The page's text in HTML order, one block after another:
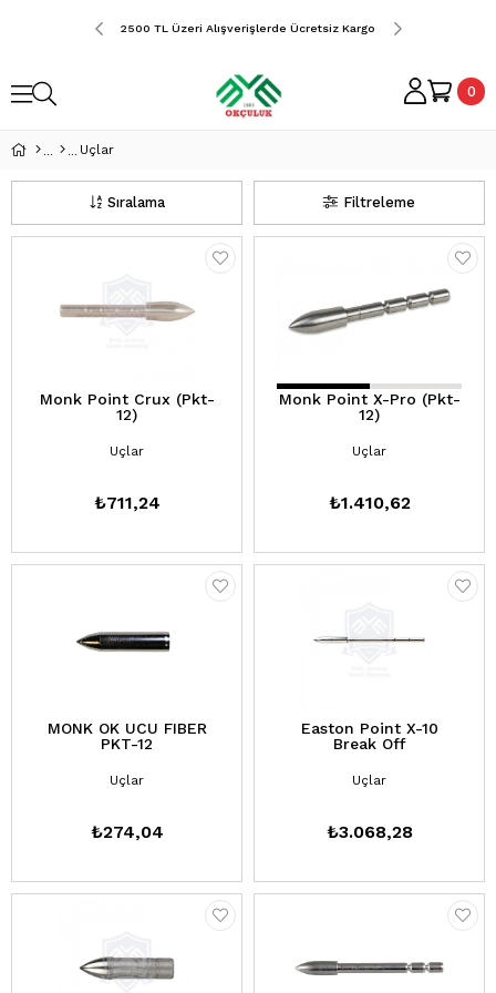
Ücretsiz Kargo 2500 TL Üzeri Alışverişlerde Ücretsiz Kargo 2500 TL Üzeri
0
Uçlar
Filtreleme
Sıralama
Monk Point Crux (Pkt-
12)
Uçlar
₺711,24
Monk Point X-Pro (Pkt-
12)
Uçlar
₺1.410,62
MONK OK UCU FIBER
PKT-12
Uçlar
₺274,04
Easton Point X-10
Break Off
Uçlar
₺3.068,28